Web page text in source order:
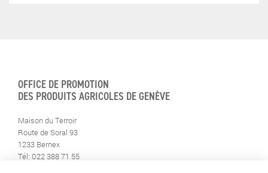
OFFICE DE PROMOTION
DES PRODUITS AGRICOLES DE GENÈVE
Maison du Terroir
Route de Soral 93
1233 Bernex
Tél: 022 388 71 55